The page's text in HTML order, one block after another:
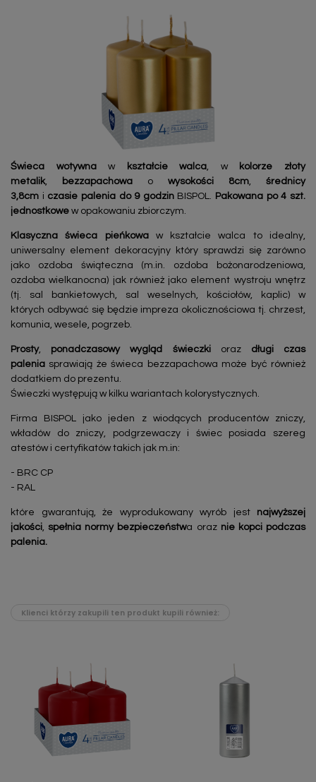
Świeca wotywnaw kształcie walca, w
kolorze złoty
metalik, bezzapachowa o wysokości 8cm, średnicy
3,8cm i czasie palenia do 9 godzinBISPOL. Pakowana po 4 szt.
jednostkowe w opakowaniu zbiorczym.
Klasyczna świeca pieńkowa w kształcie walca to idealny,
uniwersalny element dekoracyjny który sprawdzi się zarówno
jako ozdoba świąteczna (m.in. ozdoba bożonarodzeniowa,
ozdoba wielkanocna) jak również jako element wystroju wnętrz
(tj. sal bankietowych, sal weselnych, kościołów, kaplic) w
których odbywać się będzie impreza okolicznościowa tj. chrzest,
komunia, wesele, pogrzeb.
Prosty, ponadczasowy wygląd świeczkiorazdługi czas
palenia sprawiają że świeca bezzapachowa może być również
dodatkiem do prezentu.
Świeczki występują w kilku wariantach kolorystycznych.
Firma BISPOL jako jeden z wiodących producentów zniczy,
wkładów do zniczy, podgrzewaczy i świec posiada szereg
atestów i certyfikatów takich jak m.in:
- BRC CP
- RAL
które gwarantują, że wyprodukowany wyrób jest najwyższej
jakości,spełnia normy bezpieczeństwa oraz nie kopci podczas
palenia.
Klienci którzy zakupili ten produkt kupili również: